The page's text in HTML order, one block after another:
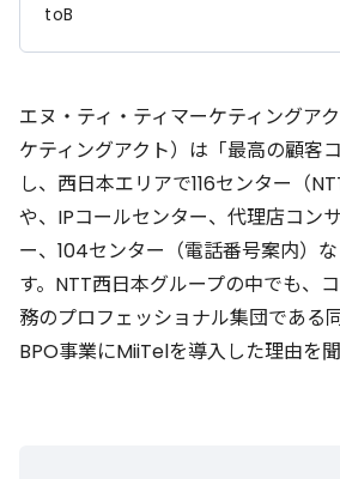
toB
エヌ・ティ・ティマーケティングア
ケティングアクト）は「最高の顧客
し、西日本エリアで116センター（
や、IPコールセンター、代理店コン
ー、104センター（電話番号案内）
す。NTT西日本グループの中でも、
務のプロフェッショナル集団である
BPO事業にMiiTelを導入した理由を聞